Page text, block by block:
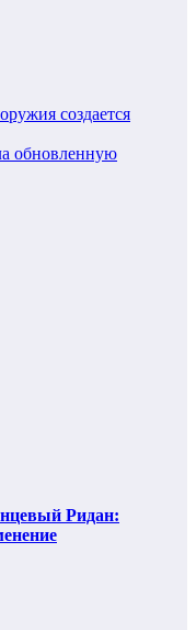
создается
обновленную
Ридан: